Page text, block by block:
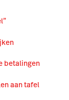
betalingen
aan tafel